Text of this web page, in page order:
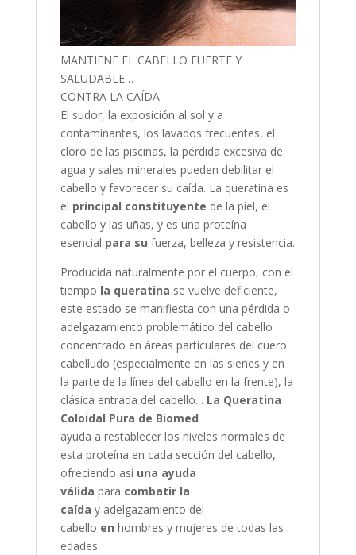
MANTIENE EL CABELLO FUERTE Y
SALUDABLE…
CONTRA LA CAÍDA
El sudor, la exposición al sol y a
contaminantes, los lavados frecuentes, el
cloro de las piscinas, la pérdida excesiva de
agua y sales minerales pueden debilitar el
cabello y favorecer su caída. La queratina es
el principal constituyente de la piel, el
cabello y las uñas, y es una proteína
esencial para su fuerza, belleza y resistencia.
Producida naturalmente por el cuerpo, con el
tiempo la queratina se vuelve deficiente,
este estado se manifiesta con una pérdida o
adelgazamiento problemático del cabello
concentrado en áreas particulares del cuero
cabelludo (especialmente en las sienes y en
la parte de la línea del cabello en la frente), la
clásica entrada del cabello. . La Queratina
Coloidal Pura de Biomed
ayuda a restablecer los niveles normales de
esta proteína en cada sección del cabello,
ofreciendo así una ayuda
válida para combatir la
caída y adelgazamiento del
cabello en hombres y mujeres de todas las
edades.